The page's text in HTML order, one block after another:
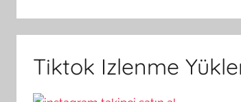
Tiktok Izlenme